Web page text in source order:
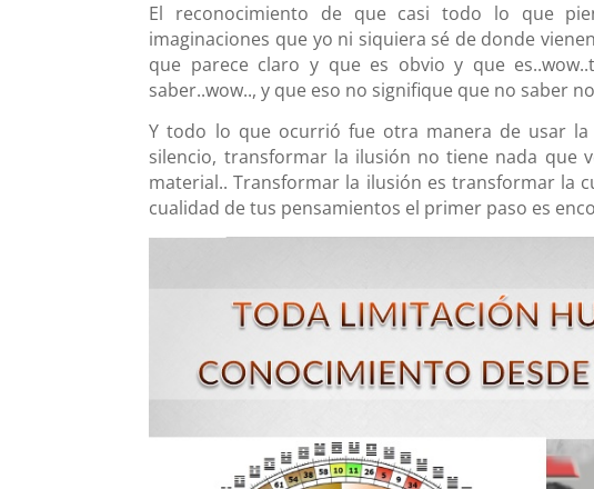
El reconocimiento de que casi todo lo que
imaginaciones que yo ni siquiera sé de donde
que parece claro y que es obvio y que
saber..wow.., y que eso no signifique que no saber
Y todo lo que ocurrió fue otra manera de usar
silencio, transformar la ilusión no tiene nada que
material.. Transformar la ilusión es transformar la
cualidad de tus pensamientos el primer paso es